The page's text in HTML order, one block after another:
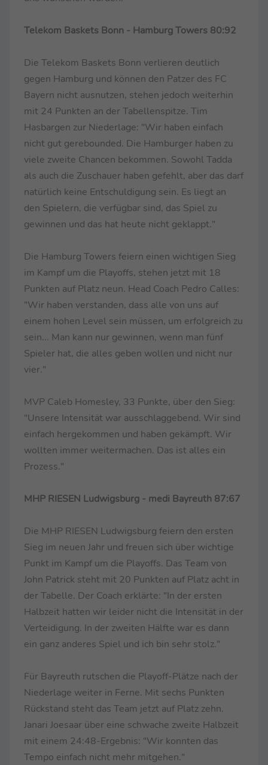
Telekom Baskets Bonn - Hamburg Towers 80:92
Die Telekom Baskets Bonn verlieren deutlich
gegen Hamburg und können den Patzer des FC
Bayern nicht ausnutzen, stehen jedoch weiterhin
mit 24 Punkten an der Tabellenspitze. Tim
Hasbargen zur Niederlage: "Wir haben einfach
nicht gut gerebounded. Die Hamburger haben zu
viele zweite Chancen bekommen. Sowohl Tadda
als auch die Zuschauer haben gefehlt, aber das darf
natürlich keine Entschuldigung sein. Es liegt an
den Spielern, die verfügbar sind, das Spiel zu
gewinnen und das hat heute nicht geklappt."
Die Hamburg Towers feiern einen wichtigen Sieg
im Kampf um die Playoffs, stehen jetzt mit 18
Punkten auf Platz neun. Head Coach Pedro Calles:
"Wir haben verstanden, dass alle von uns auf
einem hohen Level sein müssen, um erfolgreich zu
sein... Man kann nur gewinnen, wenn man fünf
Spieler hat, die alles geben wollen und nicht nur
vier."
MVP Caleb Homesley, 33 Punkte, über den Sieg:
"Unsere Intensität war ausschlaggebend. Wir sind
einfach hergekommen und haben gekämpft. Wir
wollten immer weitermachen. Das ist alles ein
Prozess."
MHP RIESEN Ludwigsburg - medi Bayreuth 87:67
Die MHP RIESEN Ludwigsburg feiern den ersten
Sieg im neuen Jahr und freuen sich über wichtige
Punkt im Kampf um die Playoffs. Das Team von
John Patrick steht mit 20 Punkten auf Platz acht in
der Tabelle. Der Coach erklärte: "In der ersten
Halbzeit hatten wir leider nicht die Intensität in der
Verteidigung. In der zweiten Hälfte war es dann
ein ganz anderes Spiel und ich bin sehr stolz."
Für Bayreuth rutschen die Playoff-Plätze nach der
Niederlage weiter in Ferne. Mit sechs Punkten
Rückstand steht das Team jetzt auf Platz zehn.
Janari Joesaar über eine schwache zweite Halbzeit
mit einem 24:48-Ergebnis: "Wir konnten das
Tempo einfach nicht mehr mitgehen."